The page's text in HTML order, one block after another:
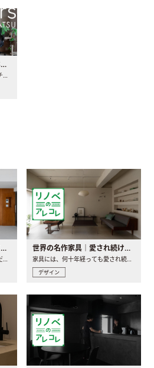
INDEX｜Mr.&Mrs. KOMATSU renovation diary
キッチンはレイアウトで決まる。後悔しないための考え方と選び方
キッチンは生活の中心となる場所だからこそ、家の中のどこに置..
世界の名作家具｜愛され続ける理由と一生モノとの出会い方
家具には、何十年経っても愛され続ける「名作」と呼ばれるもの..
デザイン